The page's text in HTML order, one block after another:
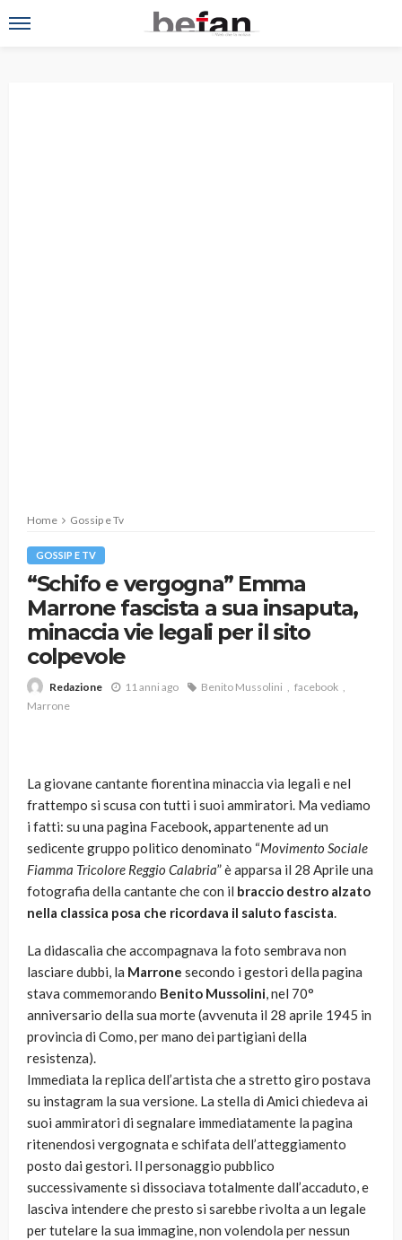
Home Gossip e Tv
GOSSIP E TV
“Schifo e vergogna” Emma
Marrone fascista a sua insaputa,
minaccia vie legali per il sito
colpevole
Redazione 11 anni ago Benito Mussolini
facebook
Marrone
La giovane cantante fiorentina minaccia via legali e nel
frattempo si scusa con tutti i suoi ammiratori. Ma vediamo
i fatti: su una pagina Facebook,appartenente ad un
sedicente gruppo politico denominato “Movimento Sociale
Fiamma Tricolore Reggio Calabria” è apparsa il 28 Aprile una
fotografia della cantante che con il braccio destro alzato
nella classica posa che ricordava il saluto fascista.
La didascalia che accompagnava la foto sembrava non
lasciare dubbi, la Marrone secondo i gestori della pagina
stava commemorando Benito Mussolini, nel 70°
anniversario della sua morte (avvenuta il 28 aprile 1945 in
provincia di Como, per mano dei partigiani della
resistenza).
Immediata la replica dell’artista che a stretto giro postava
su instagram la sua versione. La stella di Amici chiedeva ai
suoi ammiratori di segnalare immediatamente la pagina
ritenendosi vergognata e schifata dell’atteggiamento
posto dai gestori. Il personaggio pubblico
successivamente si dissociava totalmente dall’accaduto, e
lasciva intendere che presto si sarebbe rivolta a un legale
per tutelare la sua immagine, non volendola per nessun